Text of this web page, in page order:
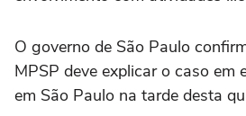
O governo de São Paulo
MPSP deve explicar o caso em
em São Paulo na tarde desta